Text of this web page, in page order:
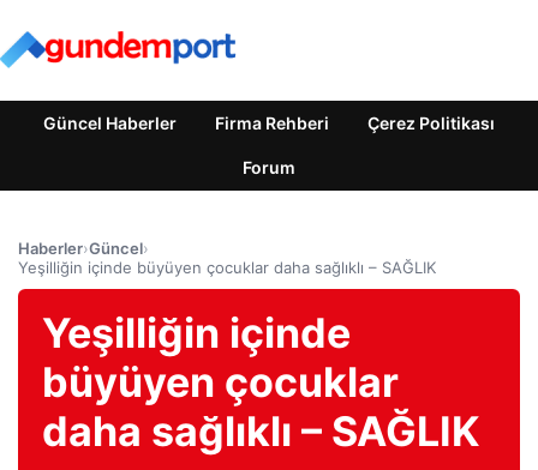
Güncel Haberler Firma Rehberi Çerez Politikası
Forum
Haberler›Güncel›
Yeşilliğin içinde büyüyen çocuklar daha sağlıklı – SAĞLIK
Yeşilliğin içinde
büyüyen çocuklar
daha sağlıklı – SAĞLIK